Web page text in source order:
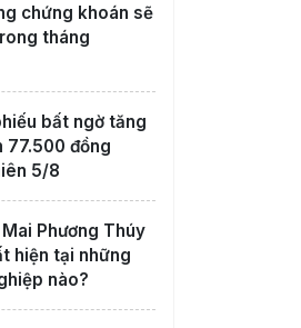
chứng khoán sẽ
tháng
bất ngờ tăng
77.500 đồng
5/8
Phương Thúy
hiện tại những
nào?